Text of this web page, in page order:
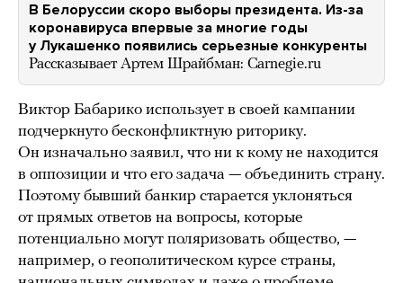
В Белоруссии скоро выборы президента. Из-за
коронавируса впервые за многие годы
у Лукашенко появились серьезные конкуренты
Рассказывает Артем Шрайбман: Carnegie.ru
Виктор Бабарико использует в своей кампании
подчеркнуто бесконфликтную риторику.
Он изначально заявил, что ни к кому не находится
в оппозиции и что его задача — объединить страну.
Поэтому бывший банкир старается уклоняться
от прямых ответов на вопросы, которые
потенциально могут поляризовать общество, —
например, о геополитическом курсе страны,